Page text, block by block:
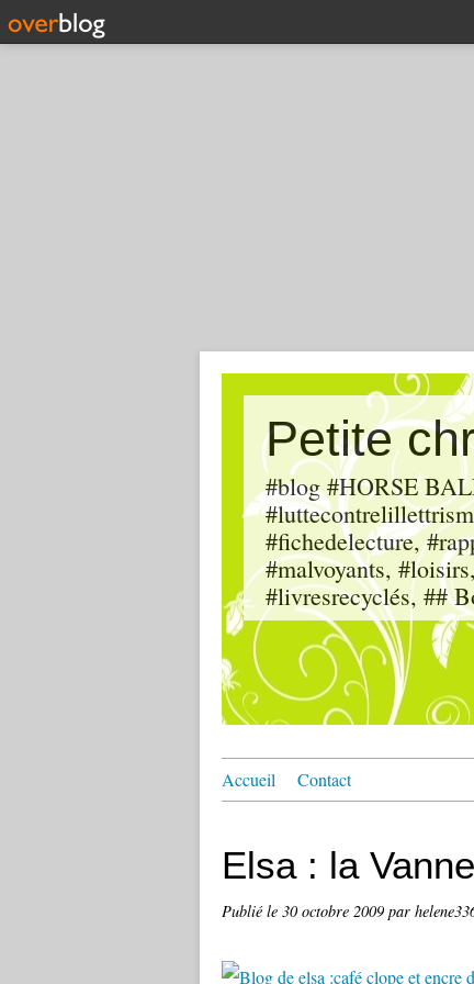
Petite
#blog #HORSE
#fichedelecture,
#malvoyants,
#livresrecyclés, ##
Accueil Contact
Elsa : la
Publié le 30 octobre 2009 par